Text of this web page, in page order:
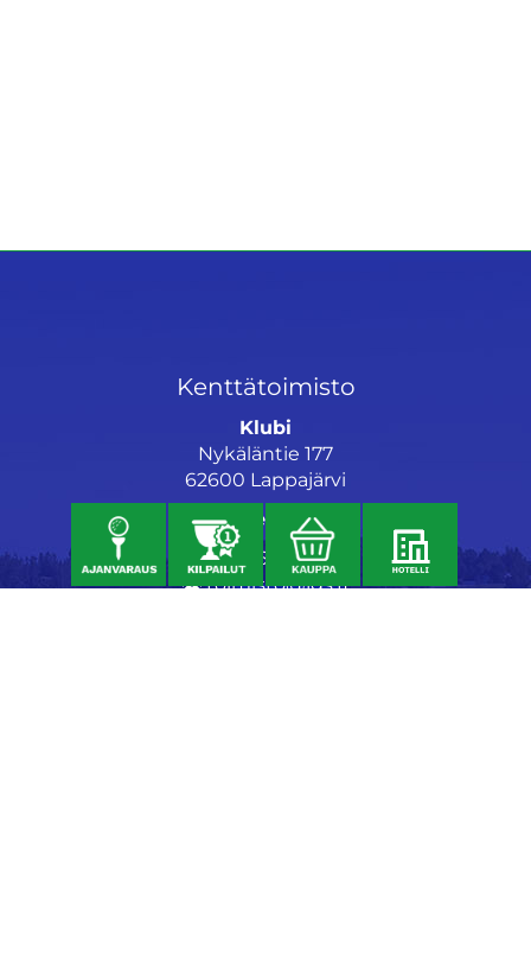
Kenttätoimisto
Klubi
Nykäläntie 177
62600 Lappajärvi
Caddiemaster
06 46040682
toimisto@jgs.fi